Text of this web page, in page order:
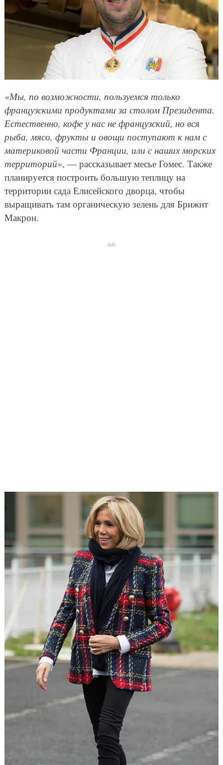
«Мы, по возможности, пользуемся только
французскими продуктами за столом Президента.
Естественно, кофе у нас не французский, но вся
рыба, мясо, фрукты и овощи поступают к нам с
материковой части Франции, или с наших морских
территорий», — рассказывает месье Гомес. Также
планируется построить большую теплицу на
территории сада Елисейского дворца, чтобы
выращивать там органическую зелень для Брижит
Макрон.
Ads